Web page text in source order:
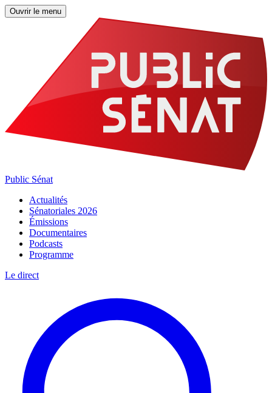
Ouvrir le menu
Public Sénat
Actualités
Sénatoriales 2026
Émissions
Documentaires
Podcasts
Programme
Le direct